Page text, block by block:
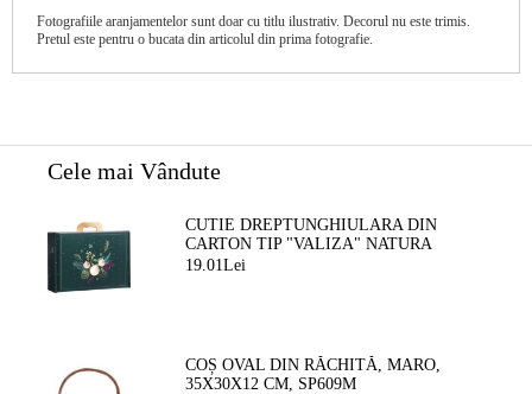
Fotografiile aranjamentelor sunt doar cu titlu ilustrativ. Decorul nu este trimis.
Pretul este pentru o bucata din articolul din prima fotografie.
Cele mai Vândute
CUTIE DREPTUNGHIULARA DIN
CARTON TIP "VALIZA" NATURA
FERMECATA VERDE/AURIE, 34,2 X
19.01Lei
COȘ OVAL DIN RĂCHITĂ, MARO,
35X30X12 CM, SP609M